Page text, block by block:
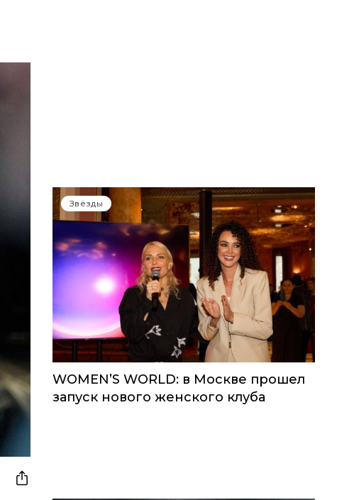
Звёзды
WOMEN’S WORLD: в Москве прошел
запуск нового женского клуба